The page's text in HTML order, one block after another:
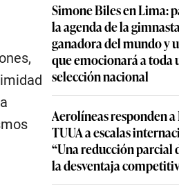
Simone Biles en Lima:
la agenda de la
ganadora del mundo y
que emocionará a toda
selección nacional
Aerolíneas responden a
TUUA a escalas
“Una reducción parcial
la desventaja